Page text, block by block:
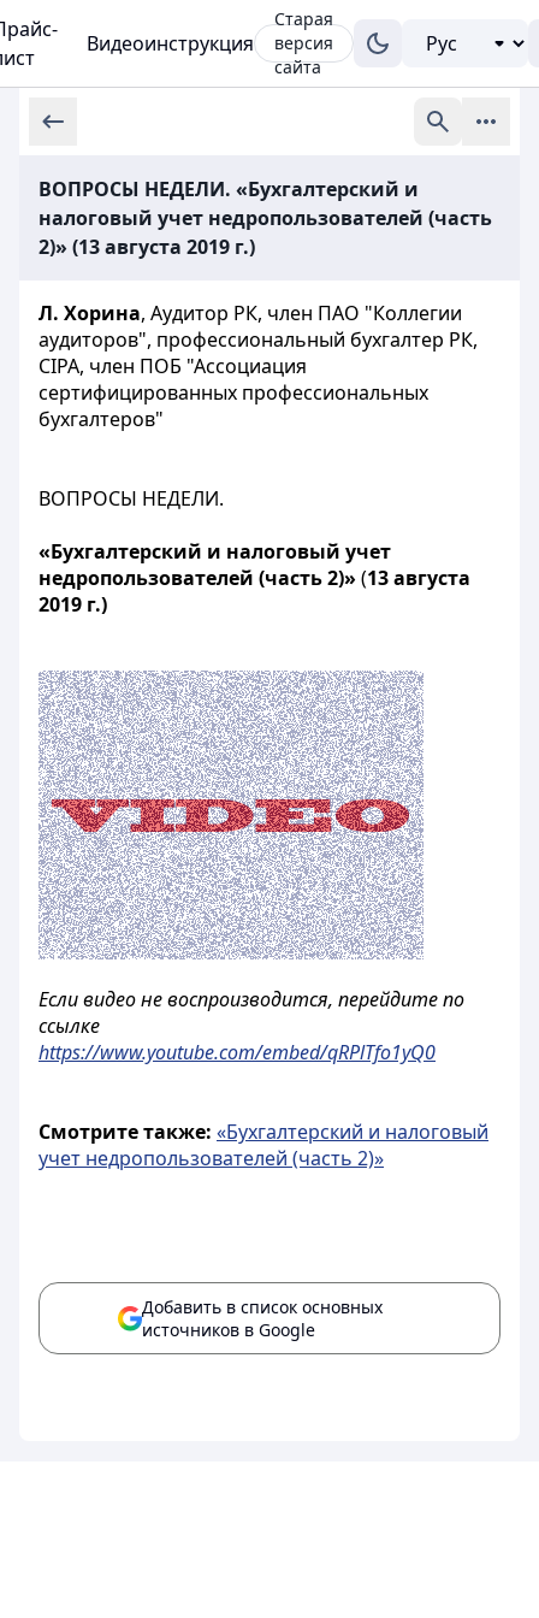
Видеоинструкция
Старая
версия
сайта
ВОПРОСЫ НЕДЕЛИ. «Бухгалтерский и
налоговый учет недропользователей (часть
2)» (13 августа 2019 г.)
Л. Хорина, Аудитор РК, член ПАО "Коллегии
аудиторов", профессиональный бухгалтер РК,
CIPA, член ПОБ "Ассоциация
сертифицированных профессиональных
бухгалтеров"
ВОПРОСЫ НЕДЕЛИ.
«Бухгалтерский и налоговый учет
недропользователей (часть 2)»(13 августа
2019 г.)
Если видео не воспроизводится, перейдите по
ссылке
https://www.youtube.com/embed/qRPlTfo1yQ0
Смотрите также: «Бухгалтерский и налоговый
учет недропользователей (часть 2)»
Добавить в список основных
источников в Google